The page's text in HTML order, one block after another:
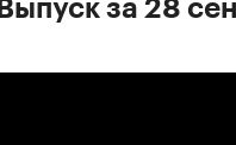
Выпуск за 28